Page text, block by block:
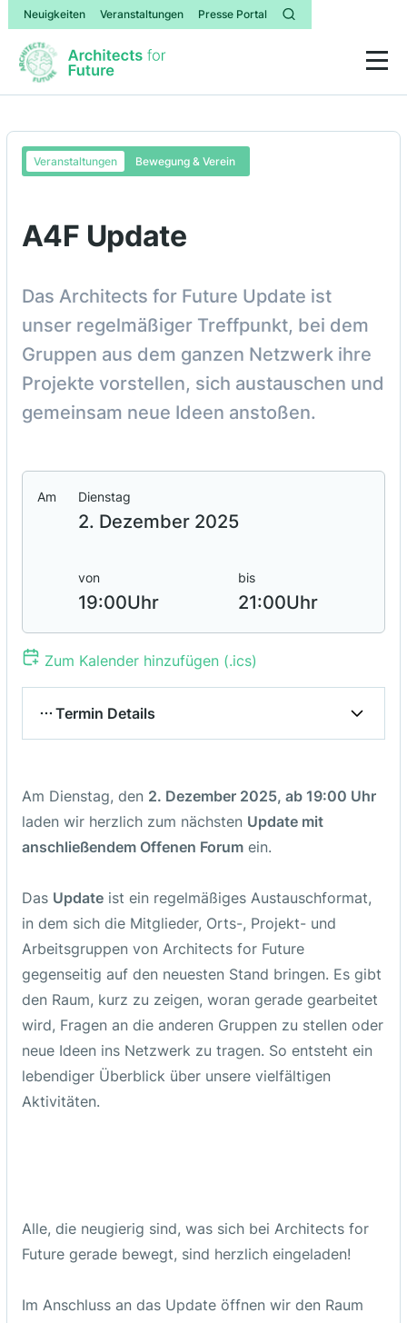
Neuigkeiten Veranstaltungen Presse Portal
Veranstaltungen Bewegung & Verein
A4F Update
Das Architects for Future Update ist
unser regelmäßiger Treffpunkt, bei dem
Gruppen aus dem ganzen Netzwerk ihre
Projekte vorstellen, sich austauschen und
gemeinsam neue Ideen anstoßen.
Am Dienstag
2. Dezember 2025
von
19:00Uhr
bis
21:00Uhr
Zum Kalender hinzufügen (.ics)
Termin Details
online
ZUM ZOOM-MEETING
Veranstalter
Bauwendebüro
Am Dienstag, den 2. Dezember 2025, ab 19:00 Uhr
laden wir herzlich zum nächsten Update mit
anschließendem Offenen Forumein.
Das Updateist ein regelmäßiges Austauschformat,
in dem sich die Mitglieder, Orts-, Projekt- und
Arbeitsgruppen von Architects for Future
gegenseitig auf den neuesten Stand bringen. Es gibt
den Raum, kurz zu zeigen, woran gerade gearbeitet
wird, Fragen an die anderen Gruppen zu stellen oder
neue Ideen ins Netzwerk zu tragen. So entsteht ein
lebendiger Überblick über unsere vielfältigen
Aktivitäten.
Alle, die neugierig sind, was sich bei Architects for
Future gerade bewegt, sind herzlich eingeladen!
Im Anschluss an das Update öffnen wir den Raum